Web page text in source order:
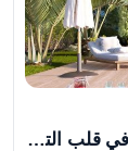
استلم فورى وادفع 20% فقط لفترة محدوده في قلب التجمع الخامس